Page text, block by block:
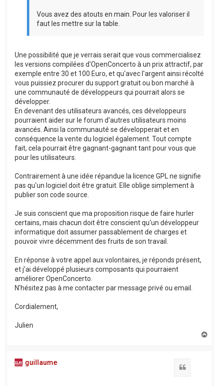
Vous avez des atouts en main. Pour les valoriser il
faut les mettre sur la table.
Une possibilité que je verrais serait que vous commercialisez
les versions compilées d'OpenConcerto à un prix attractif, par
exemple entre 30 et 100 Euro, et qu'avec l'argent ainsi récolté
vous puissiez procurer du support gratuit ou bon marché à
une communauté de développeurs qui pourrait alors se
développer.
En devenant des utilisateurs avancés, ces développeurs
pourraient aider sur le forum d'autres utilisateurs moins
avancés. Ainsi la communauté se développerait et en
conséquence la vente du logiciel également. Tout compte
fait, cela pourrait être gagnant-gagnant tant pour vous que
pour les utilisateurs.
Contrairement à une idée répandue la licence GPL ne signifie
pas qu'un logiciel doit être gratuit. Elle oblige simplement à
publier son code source.
Je suis conscient que ma proposition risque de faire hurler
certains, mais chacun doit être conscient qu'un développeur
informatique doit assumer passablement de charges et
pouvoir vivre décemment des fruits de son travail.
En réponse à votre appel aux volontaires, je réponds présent,
et j'ai développé plusieurs composants qui pourraient
améliorer OpenConcerto.
N'hésitez pas à me contacter par message privé ou email.
Cordialement,
Julien
guillaume